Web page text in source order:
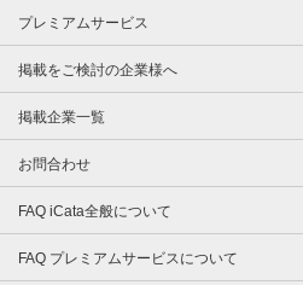
プレミアムサービス
掲載をご検討の企業様へ
掲載企業一覧
お問合わせ
FAQ iCata全般について
FAQ プレミアムサービスについて